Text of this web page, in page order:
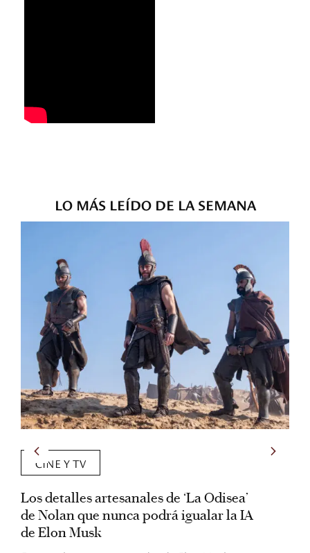
LO MÁS LEÍDO DE LA SEMANA
CINE Y TV
Los detalles artesanales de ‘La Odisea’
de Nolan que nunca podrá igualar la IA
de Elon Musk